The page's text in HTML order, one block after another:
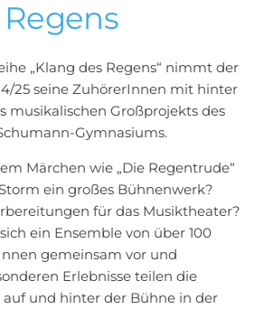
Regens
„Klang des Regens“ nimmt der
25 seine ZuhörerInnen mit hinter
musikalischen Großprojekts des
Gymnasiums.
Märchen wie „Die Regentrude“
ein großes Bühnenwerk?
für das Musiktheater?
ein Ensemble von über 100
gemeinsam vor und
Erlebnisse teilen die
und hinter der Bühne in der